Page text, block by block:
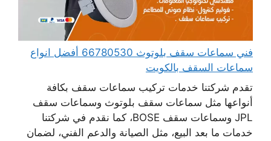
فني سماعات سقف بلوتوث 66780530 أفضل انواع
سماعات السقف بالكويت
تقدم شركتنا خدمات تركيب سماعات سقف بكافة
أنواعها مثل سماعات سقف بلوتوث وسماعات سقف
JPL وسماعات سقف BOSE، كما نقدم في شركتنا
خدمات ما بعد البيع، مثل الصيانة والدعم الفني، لضمان